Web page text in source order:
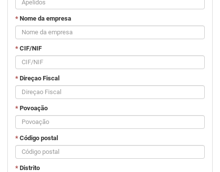
* Nome da empresa
* CIF/NIF
* Direçao Fiscal
* Povoação
* Código postal
* Distrito